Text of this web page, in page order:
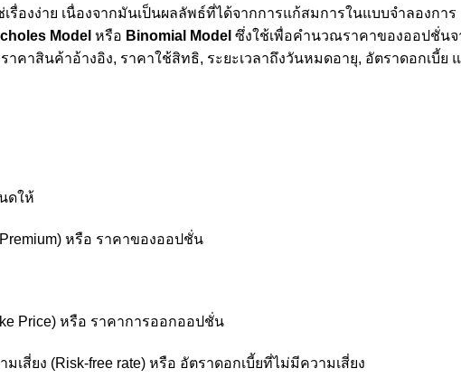
รื่องง่าย เนื่องจากมันเป็นผลลัพธ์ที่ได้จากการแก้สมการในแบบจำลองการ
Model หรือ Binomial Model ซึ่งใช้เพื่อคำนวณราคาของออปชั่นจ
คาสินค้าอ้างอิง, ราคาใช้สิทธิ, ระยะเวลาถึงวันหมดอายุ, อัตราดอกเบี้ย
ดให้
หรือ ราคาของออปชั่น
Price) หรือ ราคาการออกออปชั่น
เสี่ยง (Risk-free rate) หรือ อัตราดอกเบี้ยที่ไม่มีความเสี่ยง